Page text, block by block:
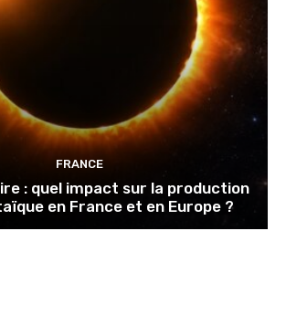
FRANCE
: quel impact sur la production
en France et en Europe ?